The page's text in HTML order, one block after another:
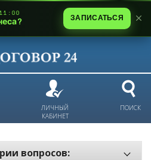
ЛИЧНЫЙ
КАБИНЕТ
ПОИСК
вопросов:
ЗАПИСАТЬСЯ